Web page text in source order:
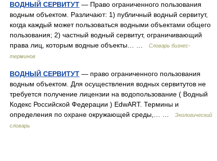
ВОДНЫЙ СЕРВИТУТ — Право ограниченного пользования
водным объектом. Различают: 1) публичный водный сервитут,
когда каждый может пользоваться водными объектами общего
пользования; 2) частный водный сервитут, ограничивающий
права лиц, которым водные объекты… …
Словарь бизнес-
терминов
ВОДНЫЙ СЕРВИТУТ — право ограниченного пользования
водным объектом. Для осуществления водных сервитутов не
требуется получение лицензии на водопользование ( Водный
Кодекс Российской Федерации ) EdwART. Термины и
определения по охране окружающей среды,… …
Экологический
словарь